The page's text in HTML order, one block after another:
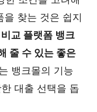
찾는 것은 쉽지
교 플랫폼 뱅크
줄 수 있는 좋은
뱅크몰의 기능
대출 선택을 돕